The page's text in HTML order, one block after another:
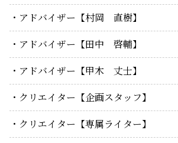
アドバイザー【村岡 直樹】
アドバイザー【田中 啓輔】
アドバイザー【甲木 丈士】
クリエイター【企画スタッフ】
クリエイター【専属ライター】